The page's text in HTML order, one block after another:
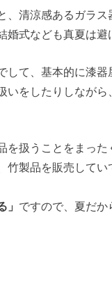
清涼感あるガラ
式なども真夏は避
して、基本的に漆器
いをしたりしなが
扱うことをまっ
製品を販売して
ですので、夏だ